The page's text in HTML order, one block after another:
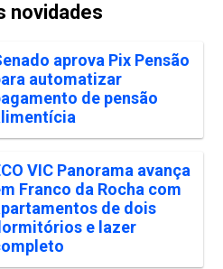
novidades
aprova Pix Pensão
automatizar
de pensão
VIC Panorama avança
Franco da Rocha com
de dois
e lazer